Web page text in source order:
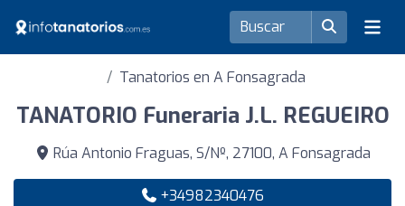
Tanatorios en A Fonsagrada
TANATORIO Funeraria J.L. REGUEIRO
Rúa Antonio Fraguas, S/Nº, 27100, A Fonsagrada
+34982340476